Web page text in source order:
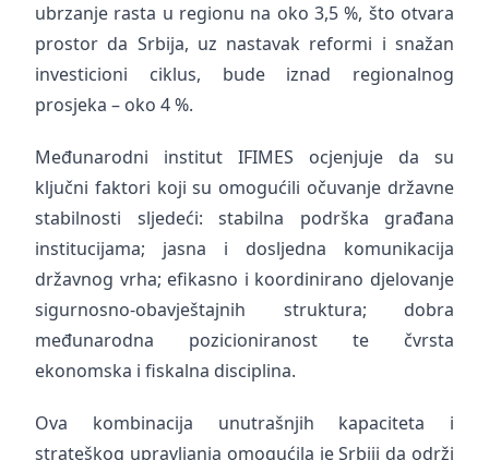
ubrzanje rasta u regionu na oko 3,5 %, što otvara
prostor da Srbija, uz nastavak reformi i snažan
investicioni ciklus, bude iznad regionalnog
prosjeka – oko 4 %.
Međunarodni institut IFIMES ocjenjuje da su
ključni faktori koji su omogućili očuvanje državne
stabilnosti sljedeći: stabilna podrška građana
institucijama; jasna i dosljedna komunikacija
državnog vrha; efikasno i koordinirano djelovanje
sigurnosno-obavještajnih struktura; dobra
međunarodna pozicioniranost te čvrsta
ekonomska i fiskalna disciplina.
Ova kombinacija unutrašnjih kapaciteta i
strateškog upravljanja omogućila je Srbiji da održi